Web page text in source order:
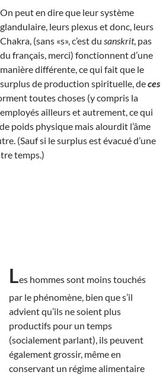
On peut en dire que leur système
glandulaire, leurs plexus et donc, leurs
Chakra, (sans «s», c’est du sanskrit, pas
du français, merci) fonctionnent d’une
manière différente, ce qui fait que le
surplus de production spirituelle, deces
toutes choses (y compris la
ailleurs et autrement, ce qui
poids physique mais alourdit l’âme
(Sauf si le surplus est évacué d’une
temps.)
Les hommes sont moins touchés
par le phénomène, bien que s’il
advient qu’ils ne soient plus
productifs pour un temps
(socialement parlant), ils peuvent
également grossir, même en
conservant un régime alimentaire